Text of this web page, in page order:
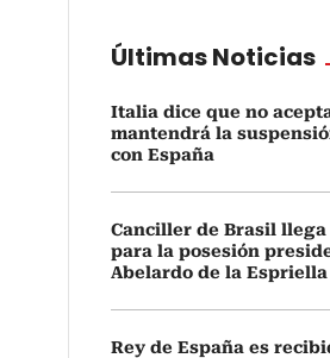
Últimas Noticias
Italia dice que no
mantendrá la
con España
Canciller de Brasil llega
para la posesión
Abelardo de la Espriella
Rey de España es